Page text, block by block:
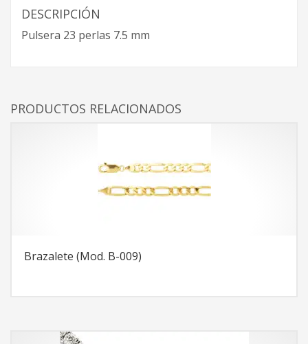
DESCRIPCIÓN
Pulsera 23 perlas 7.5 mm
PRODUCTOS RELACIONADOS
Brazalete (Mod. B-009)